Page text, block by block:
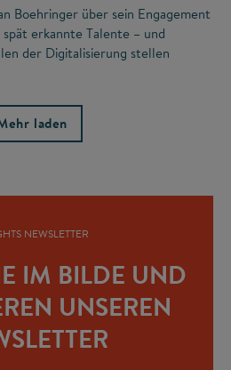
Boehringer über sein Engagement
erkannte Talente – und
der Digitalisierung stellen
laden
NEWSLETTER
IM BILDE UND
UNSEREN